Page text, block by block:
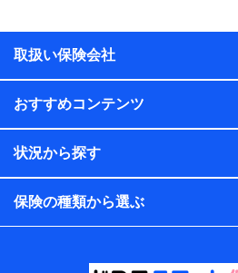
ル内容や送信履歴の情報及び保
保険契約情報
当社または株式会社NTTドコモ
プが取得し、又は保有する保険
して、保険契約者及び被保険者
日、性別、保険契約者と被保険
的、保険商品の内容、保険料、
のメーカーや走行距離などの情
などの情報、ペットの種類や年
提供当事者から受領当事者が個
取扱い保険会社
おすすめコンテンツ
状況から探す
保険の種類から選ぶ